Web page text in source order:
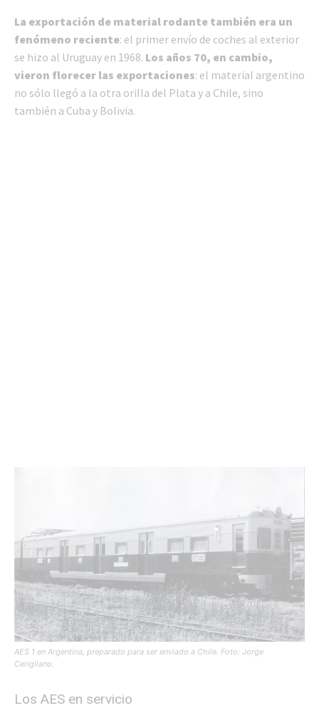
La exportación de material rodante también era un
fenómeno reciente: el primer envío de coches al exterior
se hizo al Uruguay en 1968. Los años 70, en cambio,
vieron florecer las exportaciones: el material argentino
no sólo llegó a la otra orilla del Plata y a Chile, sino
también a Cuba y Bolivia.
AES 1 en Argentina, preparado para ser enviado a Chile. Foto: Jorge
Cerigliano.
Los AES en servicio